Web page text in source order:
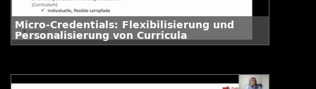
Micro-Credentials: Flexibilisierung und
Personalisierung von Curricula